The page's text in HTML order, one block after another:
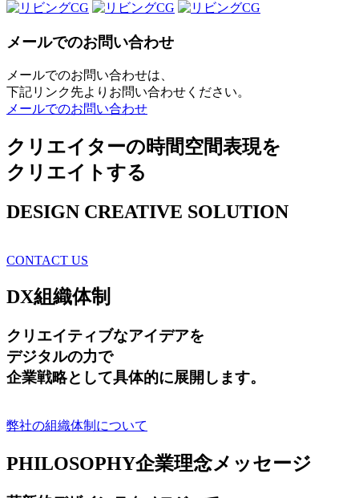
メールでのお問い合わせ
メールでのお問い合わせは、
下記リンク先よりお問い合わせください。
メールでのお問い合わせ
クリエイターの時間空間表現を
クリエイトする
DESIGN CREATIVE SOLUTION
CONTACT US
DX組織体制
クリエイティブなアイデアを
デジタルの力で
企業戦略として具体的に展開します。
弊社の組織体制について
PHILOSOPHY企業理念メッセージ